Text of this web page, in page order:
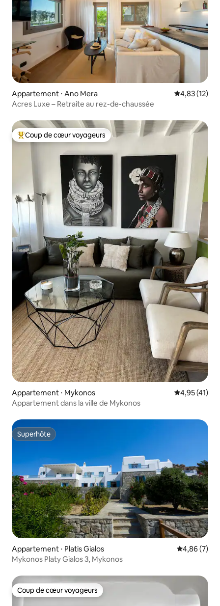
Appartement ⋅ Ano Mera Évaluation
4,83 (12)
Acres Luxe – Retraite au rez-de-chaussée
Coups de cœur voyageurs les plus appréciés
Coup de cœur voyageurs
Appartement ⋅ Mykonos Évaluation
4,95 (41)
Appartement dans la ville de Mykonos
Superhôte
Superhôte
Appartement ⋅ Platis Gialos Évaluation
4,86 (7)
Mykonos Platy Gialos 3, Mykonos
Coup de cœur voyageurs
Coup de cœur voyageurs